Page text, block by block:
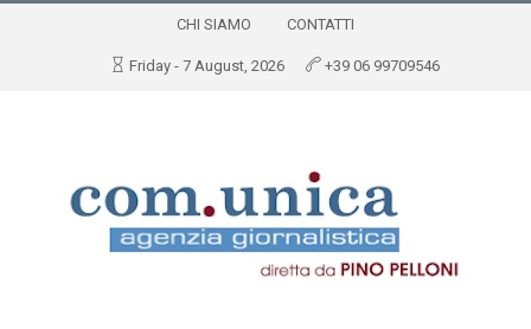
CHI SIAMO CONTATTI
Friday - 7 August, 2026 +39 06 99709546